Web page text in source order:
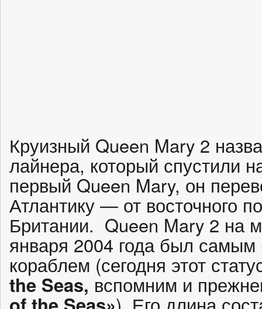
Круизный Queen Mary 2
лайнера, который спустили
первый Queen Mary, он
Атлантику — от восточного
Британии. Queen Mary 2 на
января 2004 года был
кораблем (сегодня этот
the Seas, вспомним и